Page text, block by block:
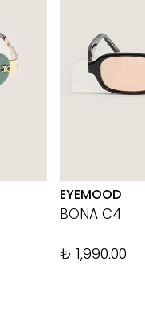
EYEMOOD
BONA C4
₺ 1,990.00